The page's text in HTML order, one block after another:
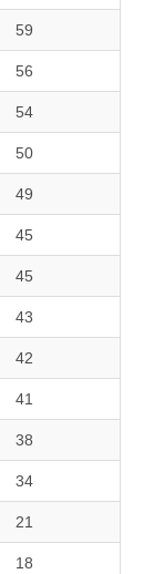
59
56
54
50
49
45
45
43
42
41
38
34
21
18